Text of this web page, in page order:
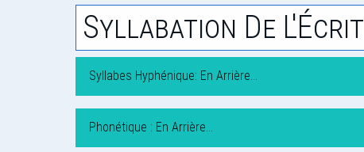
Syllabation De L'Écrit
Syllabes Hyphénique: En Arrière…
Phonétique : En Arrière…